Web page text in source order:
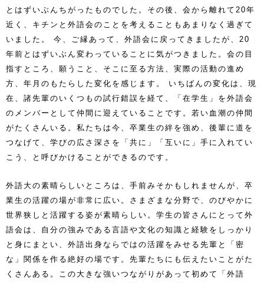
とはずいぶんちがったものでした。その後、会から離れて20年
近く、キチンと外語会のことを考えることもあまりなく過ぎて
いました。 今、ご縁あって、外語会に戻ってきましたが、20
年前とはずいぶん変わっていることに気がつきました。会の目
指すところ、願うこと、そこに至る方法、実際の活動の進め
方、年月のもたらした変化を感じます。 いちばんの変化は、現
在、諸先輩のいくつもの試行錯誤を経て、「在学生」を外語会
のメンバーとして仲間に迎えていることです。若い血潮の仲間
がたくさんいる。私たちは今、卒業生の絆を強め、後輩に道を
つなげて、学びの広さ深さを「共に」「互いに」手に入れてい
こう、と呼びかけることができるのです。
外語大の素晴らしいところは、手前みそかもしれませんが、卒
業生の活躍の場が非常に広い。さまざまな分野で、のびやかに
世界狭しと活躍する姿が素晴らしい。学生の皆さんにとって外
語会は、自分の強みである言語や文化の知識と経験をしっかり
と身にまとい、外語出身ならではの活躍をみせる先輩と「密
な」関係を作る絶好の場です。先輩たちにも伝えたいことがた
くさんある。この大きな強いつながりがあって初めて「外語